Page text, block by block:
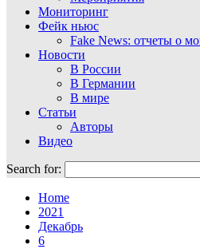
Мониторинг
Фейк ньюс
Fake News: отчеты о
Новости
В России
В Германии
В мире
Статьи
Авторы
Видео
Search for:
Home
2021
Декабрь
6